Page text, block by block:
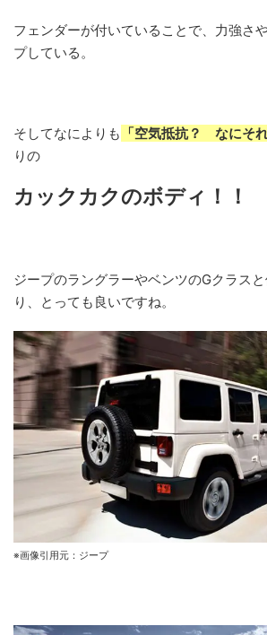
フェンダーが付いていることで、力強さ
プしている。
そしてなによりも 「空気抵抗？ なにそれ
りの
カックカクのボディ！！
ジープのラングラーやベンツのGクラス
り、とっても良いですね。
※画像引用元：ジープ